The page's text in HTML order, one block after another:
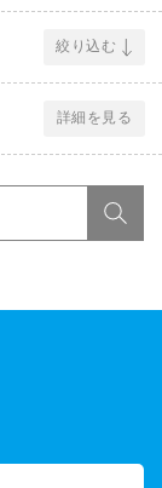
絞り込む
詳細を見る